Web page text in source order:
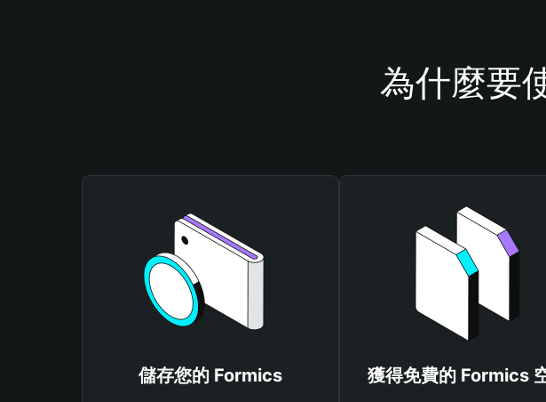
為什麼要
儲存您的 Formics 獲得免費的 Formics